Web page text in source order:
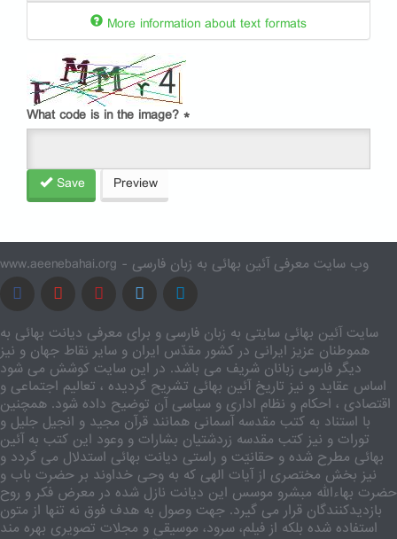
More information about text formats
What code is in the image? *
Save Preview
www.aeenebahai.org - وب سایت معرفی آئین بهائی به زبان فارسی
سایت آئین بهائی سایتی به زبان فارسی و برای معرفی دیانت بهائی به
هموطنان عزیز ایرانی در کشور مقدّس ایران و سایر نقاط جهان و نیز
دیگر فارسی زبانان شریف می باشد. در این سایت کوشش می شود
اساس عقاید و نیز تاریخ آئین بهائی تشریح گردیده ، تعالیم اجتماعی و
اقتصادی ، احکام و نظام اداری و سیاسی آن توضیح داده شود. همچنین
با استناد به کتب مقدسه آسمانی همانند قرآن مجید و انجیل جلیل و
تورات و نیز کتب مقدسه زردشتیان بشارات و وعود این کتب به آئین
بهائی مطرح شده و حقانیّت و راستی دیانت بهائی استدلال می گردد و
نیز بخش مختصری از آیات الهی که به وحی خداوند بر حضرت باب و
حضرت بهاءالله مبشرو موسس این دیانت نازل شده در معرض فکر و روح
بازدیدکنندگان قرار می گیرد. جهت وصول به هدف فوق نه تنها از متون
استفاده شده بلکه از فیلم، سرود، موسیقی و مجلات تصویری بهره مند